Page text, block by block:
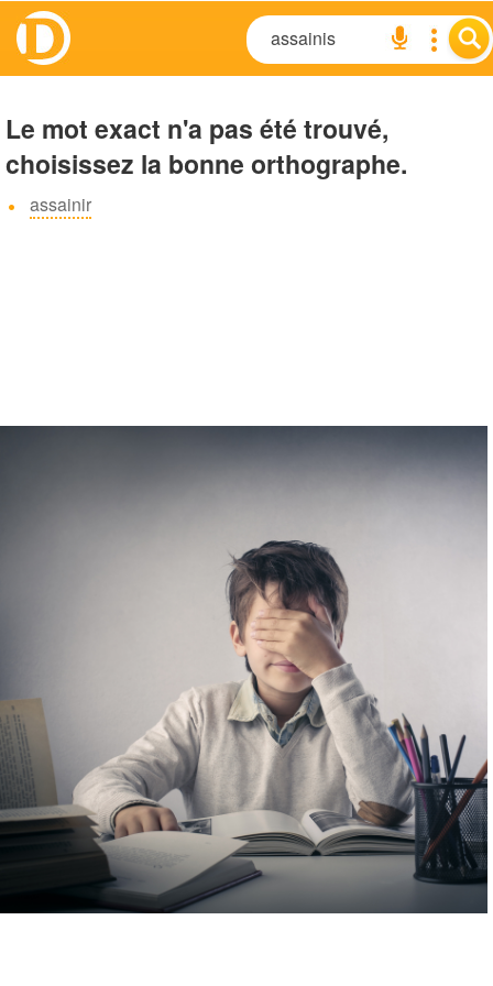
Le mot exact n'a pas été trouvé,
choisissez la bonne orthographe.
assainir